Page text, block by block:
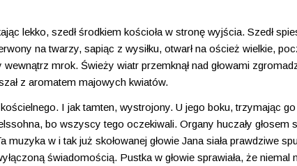
lekko, szedł środkiem kościoła w stronę wyjścia. Szedł
na twarzy, sapiąc z wysiłku, otwarł na oścież wielkie,
mrok. Świeży wiatr przemknął nad głowami
z aromatem majowych kwiatów.
I jak tamten, wystrojony. U jego boku, trzymając
bo wszyscy tego oczekiwali. Organy huczały głosem
w i tak już skołowanej głowie Jana siała prawdziwe
świadomością. Pustka w głowie sprawiała, że niemal